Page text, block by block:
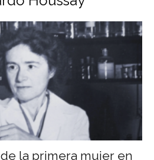
Hoy
la primera mujer en